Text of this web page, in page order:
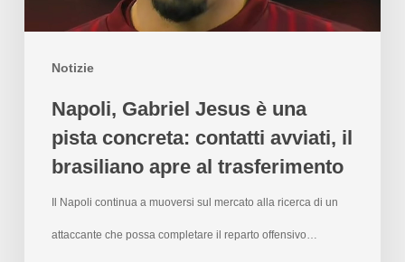
Notizie
Napoli, Gabriel Jesus è una
pista concreta: contatti avviati, il
brasiliano apre al trasferimento
Il Napoli continua a muoversi sul mercato alla ricerca di un
attaccante che possa completare il reparto offensivo…